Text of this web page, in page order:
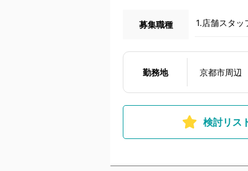
募集職種 1.店舗スタッ
勤務地 京都市周辺
検討リス